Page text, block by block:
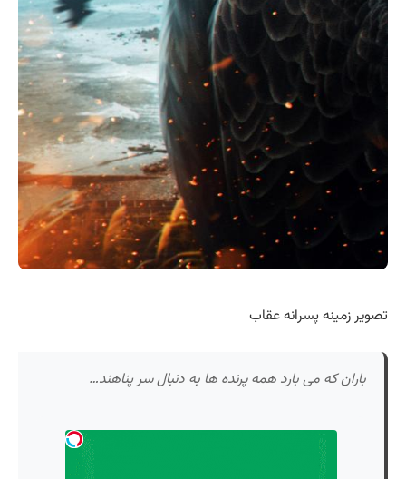
تصویر زمینه پسرانه عقاب
باران که می بارد همه پرنده ها به دنبال سر پناهند…